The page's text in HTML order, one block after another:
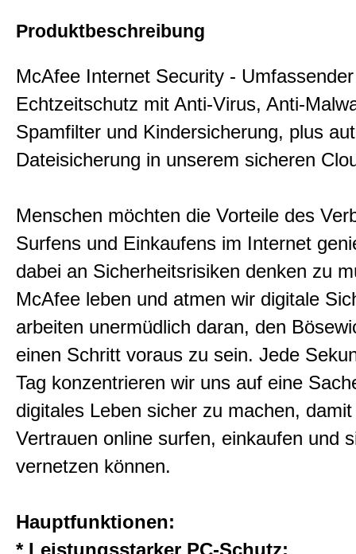
Produktbeschreibung
McAfee Internet Security - Umfassender
Echtzeitschutz mit Anti-Virus, Anti-
Spamfilter und Kindersicherung, plus
Dateisicherung in unserem sicheren
Menschen möchten die Vorteile des
Surfens und Einkaufens im Internet
dabei an Sicherheitsrisiken denken zu
McAfee leben und atmen wir digitale
arbeiten unermüdlich daran, den
einen Schritt voraus zu sein. Jede
Tag konzentrieren wir uns auf eine
digitales Leben sicher zu machen,
Vertrauen online surfen, einkaufen und
vernetzen können.
Hauptfunktionen:
* Leistungsstarker PC-Schutz: